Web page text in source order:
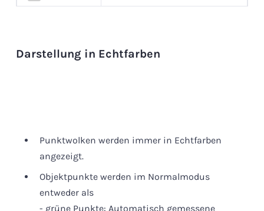
Kontextmenü
Perspektiv/Parallelprojektion
Darstellung in Echtfarben
Punktwolken werden immer in Echtfarben
angezeigt.
Objektpunkte werden im Normalmodus
entweder als
- grüne Punkte: Automatisch gemessene